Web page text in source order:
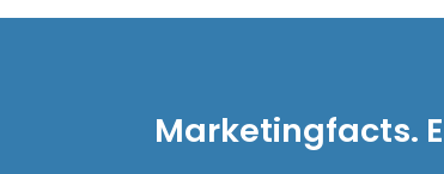
Marketingfacts.